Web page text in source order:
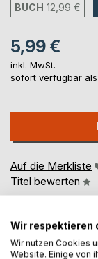
BUCH 12,99 €
5,99 €
inkl. MwSt.
sofort verfügbar
Auf die Merkliste
Titel bewerten
Wir respektieren
Wir nutzen Cookies
Website. Einige von